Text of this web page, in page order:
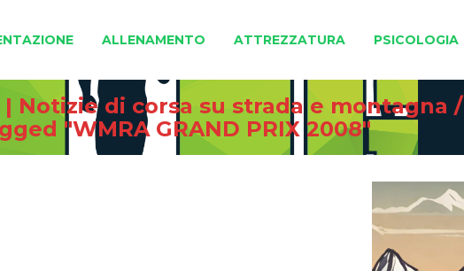
ALLENAMENTO ATTREZZATURA PSICOLOGIA
Notizie di corsa su strada e montagna /
"WMRA GRAND PRIX 2008"